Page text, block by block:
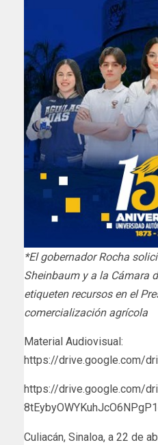
*El gobernador Rocha
Sheinbaum y a la Cámara
etiqueten recursos en el
comercialización agrícola
Material Audiovisual:
https://drive.google.com/
https://drive.google.com/
Culiacán, Sinaloa, a 22 de